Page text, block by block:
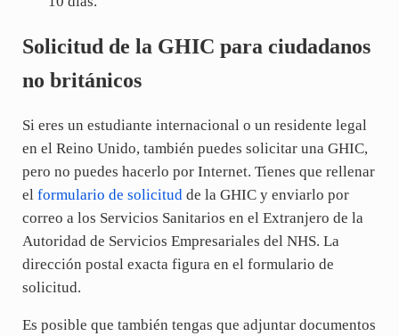
Solicitud de la GHIC para ciudadanos
no británicos
Si eres un estudiante internacional o un residente legal
en el Reino Unido, también puedes solicitar una GHIC,
pero no puedes hacerlo por Internet. Tienes que rellenar
el formulario de solicitudde la GHIC y enviarlo por
correo a los Servicios Sanitarios en el Extranjero de la
Autoridad de Servicios Empresariales del NHS. La
dirección postal exacta figura en el formulario de
solicitud.
Es posible que también tengas que adjuntar documentos